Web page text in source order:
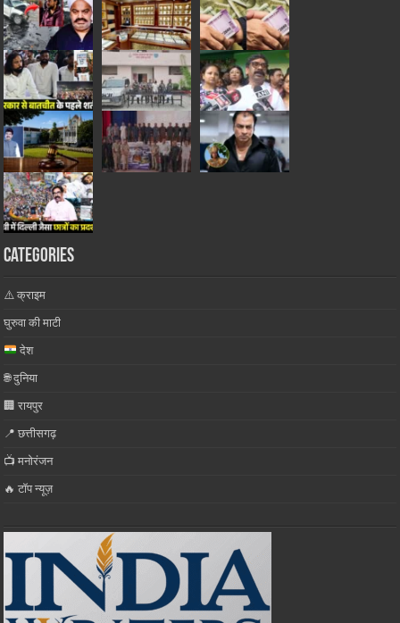
Categories
⚠️ क्राइम
घुरुवा की माटी
देश
🌐 दुनिया
🏢 रायपुर
📍 छत्तीसगढ़
📺 मनोरंजन
🔥 टॉप न्यूज़